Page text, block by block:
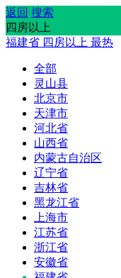
返回 搜索
四房以上
福建省 四房以上 最热
全部
灵山县
北京市
天津市
河北省
山西省
内蒙古自治区
辽宁省
吉林省
黑龙江省
上海市
江苏省
浙江省
安徽省